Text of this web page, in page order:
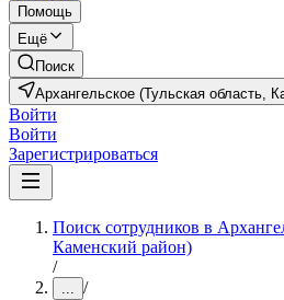
Помощь
Ещё
Поиск
Архангельское (Тульская область,
Войти
Войти
Зарегистрироваться
Поиск сотрудников в
Каменский район)
/
... /